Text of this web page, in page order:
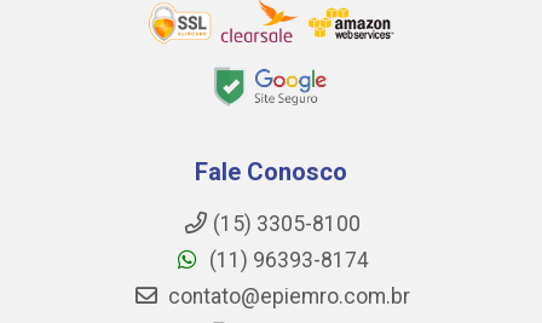
Fale Conosco
(15) 3305-8100
(11) 96393-8174
contato@epiemro.com.br